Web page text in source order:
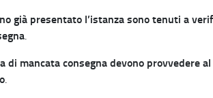
già presentato l’istanza sono tenuti a
.
di mancata consegna devono provvedere
.